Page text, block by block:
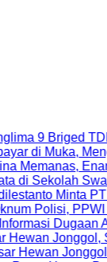
TDM
Mengapa
Enam
Swasta
Minta PT PMC
PPWI
Dugaan
Jonggol,
Jonggol